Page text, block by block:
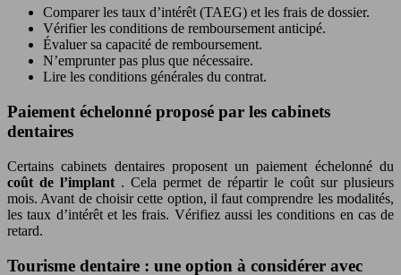
Comparer les taux d’intérêt (TAEG) et les frais de dossier.
Vérifier les conditions de remboursement anticipé.
Évaluer sa capacité de remboursement.
N’emprunter pas plus que nécessaire.
Lire les conditions générales du contrat.
Paiement échelonné proposé par les cabinets
dentaires
Certains cabinets dentaires proposent un paiement échelonné du
coût de l’implant . Cela permet de répartir le coût sur plusieurs
mois. Avant de choisir cette option, il faut comprendre les modalités,
les taux d’intérêt et les frais. Vérifiez aussi les conditions en cas de
retard.
Tourisme dentaire : une option à considérer avec